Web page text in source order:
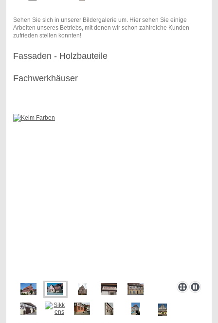
Sehen Sie sich in unserer Bildergalerie um. Hier sehen Sie einige
Arbeiten unseres Betriebs, mit denen wir schon zahlreiche Kunden
zufrieden stellen konnten!
Fassaden - Holzbauteile
Fachwerkhäuser